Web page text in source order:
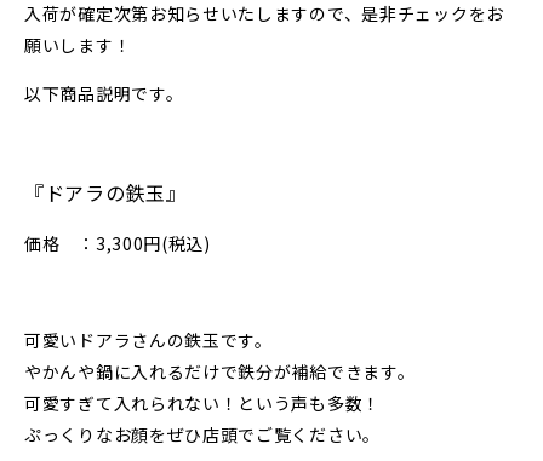
入荷が確定次第お知らせいたしますので、是非チェックをお
願いします！
以下商品説明です。
『ドアラの鉄玉』
価格 ：3,300円(税込)
可愛い ドアラさんの鉄玉です。
やかんや鍋に入れるだけで鉄分が補給できます。
可愛すぎて入れられない！という声も多数！
ぷっくりなお顔をぜひ店頭でご覧ください。